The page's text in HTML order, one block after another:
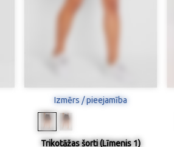
Izmērs / pieejamība
Trikotāžas šorti (Līmenis 1)